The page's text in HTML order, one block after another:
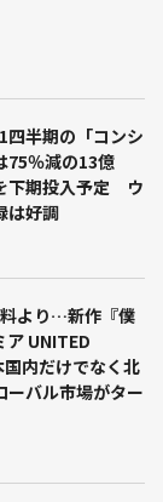
四半期の「コンシ
75％減の13億
下期投入予定 ウ
は好調
より…新作『僕
ア UNITED
内だけでなく北
ーバル市場がター